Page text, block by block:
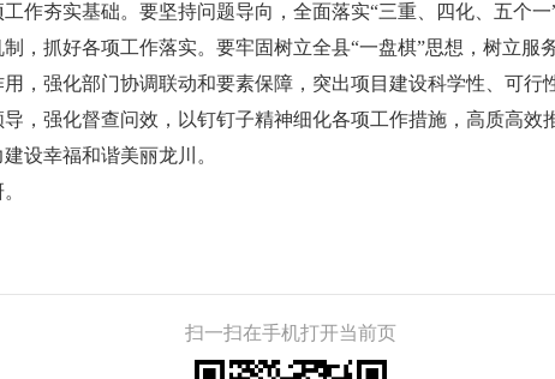
作夯实基础。要坚持问题导向，全面落实“三重、四化、五个一
，抓好各项工作落实。要牢固树立全县“一盘棋”思想，树立服
，强化部门协调联动和要素保障，突出项目建设科学性、可行
，强化督查问效，以钉钉子精神细化各项工作措施，高质高效
设幸福和谐美丽龙川。
扫一扫在手机打开当前页